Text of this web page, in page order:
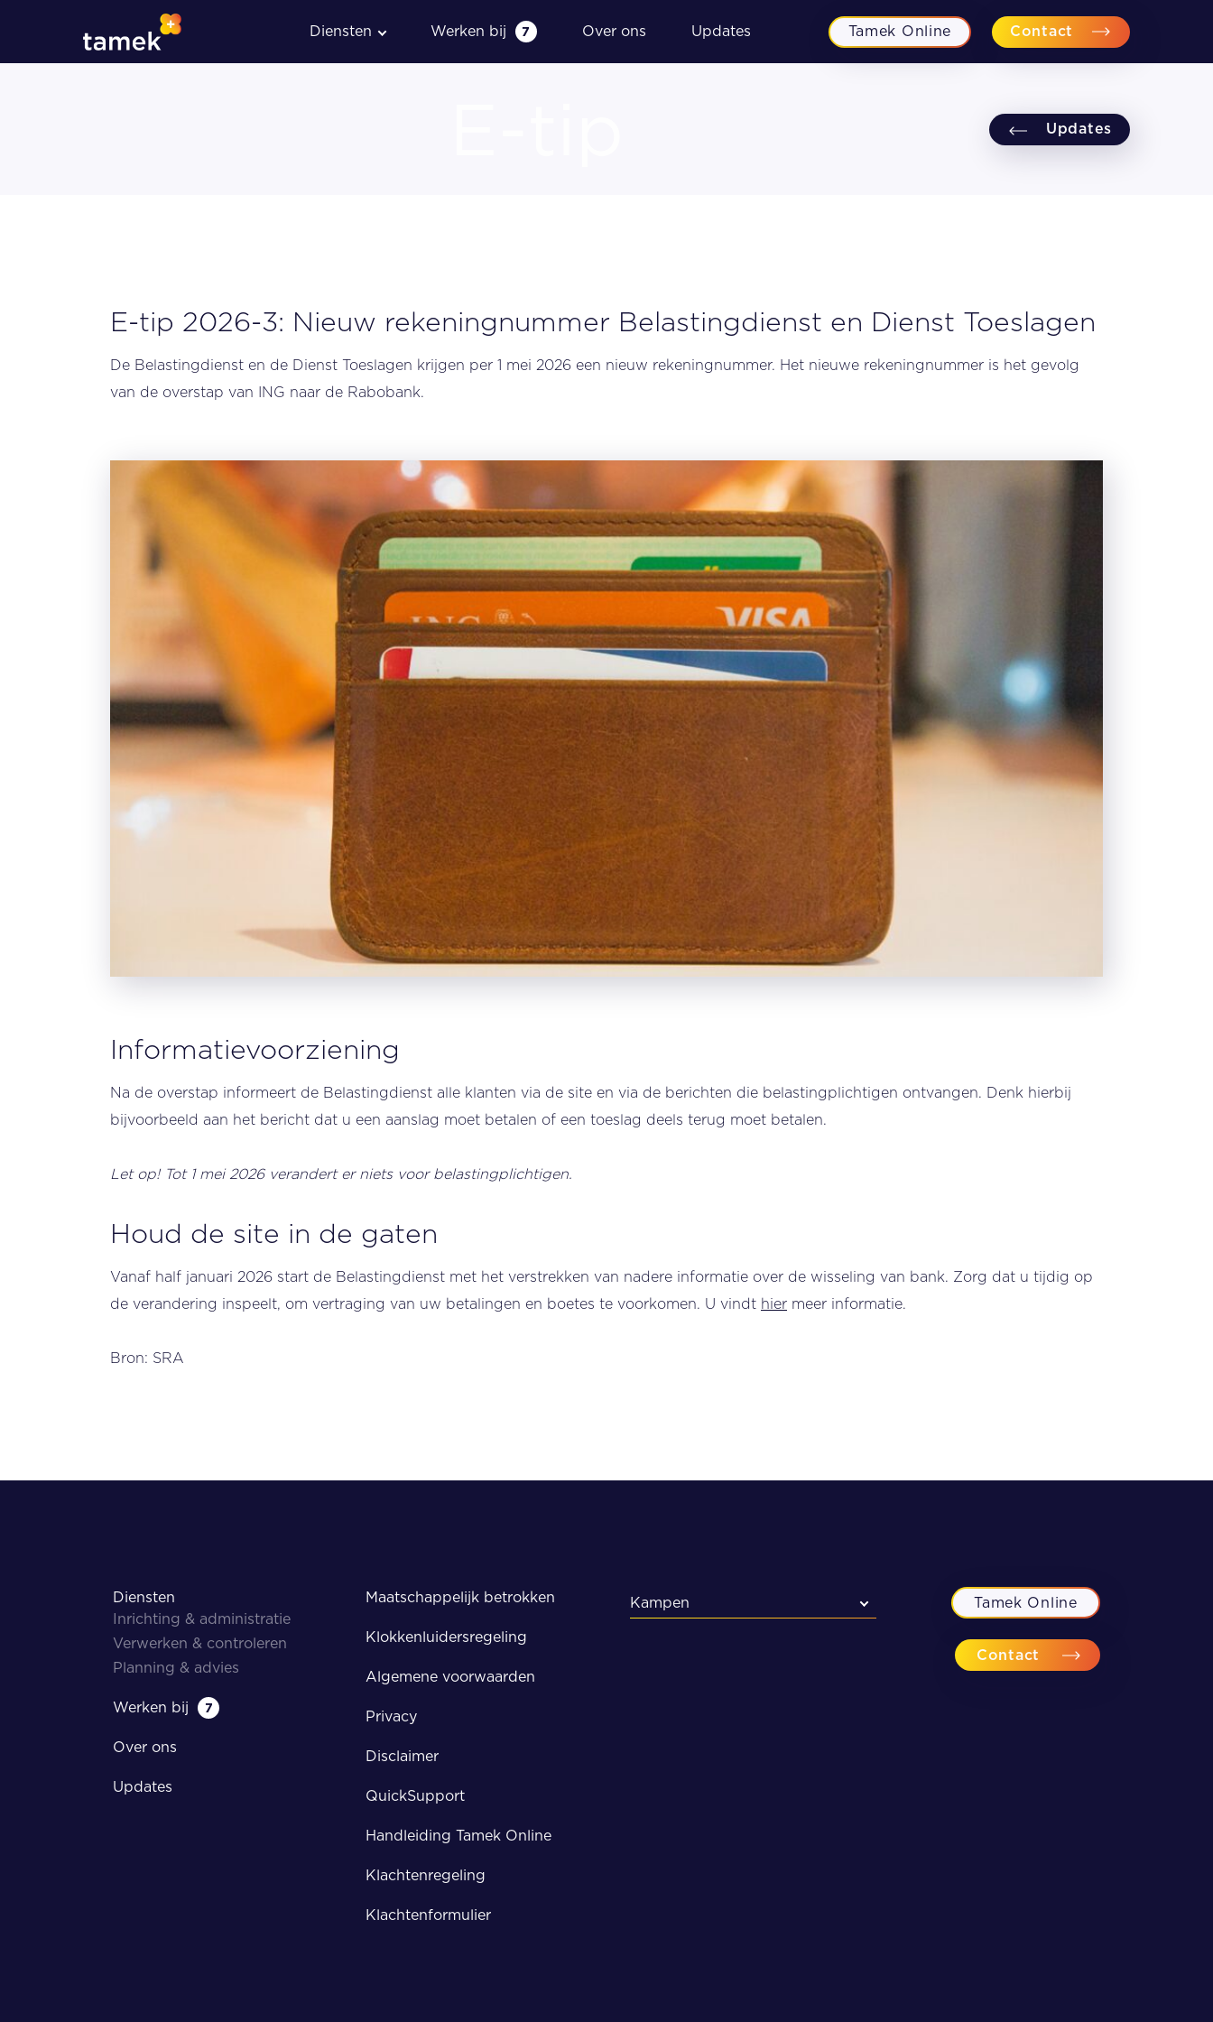
Diensten
Wettelijke controle jaarrekening
Werken bij 7 Over ons Updates Tamek Online Contact
Updates
E-tip 2026-3: Nieuw rekeningnummer Belastingdienst en Dienst Toeslagen
De Belastingdienst en de Dienst Toeslagen krijgen per 1 mei 2026 een nieuw rekeningnummer. Het nieuwe rekeningnummer is het gevolg
van de overstap van ING naar de Rabobank.
Informatievoorziening
Na de overstap informeert de Belastingdienst alle klanten via de site en via de berichten die belastingplichtigen ontvangen. Denk hierbij
bijvoorbeeld aan het bericht dat u een aanslag moet betalen of een toeslag deels terug moet betalen.
Let op! Tot 1 mei 2026 verandert er niets voor belastingplichtigen.
Houd de site in de gaten
Vanaf half januari 2026 start de Belastingdienst met het verstrekken van nadere informatie over de wisseling van bank. Zorg dat u tijdig op
de verandering inspeelt, om vertraging van uw betalingen en boetes te voorkomen. U vindt hier meer informatie.
Bron: SRA
Diensten
Inrichting & administratie
Verwerken & controleren
Planning & advies
Werken bij 7
Over ons
Updates
Maatschappelijk betrokken
Klokkenluidersregeling
Algemene voorwaarden
Privacy
Disclaimer
QuickSupport
Handleiding Tamek Online
Klachtenregeling
Klachtenformulier
Kampen Tamek Online
Contact